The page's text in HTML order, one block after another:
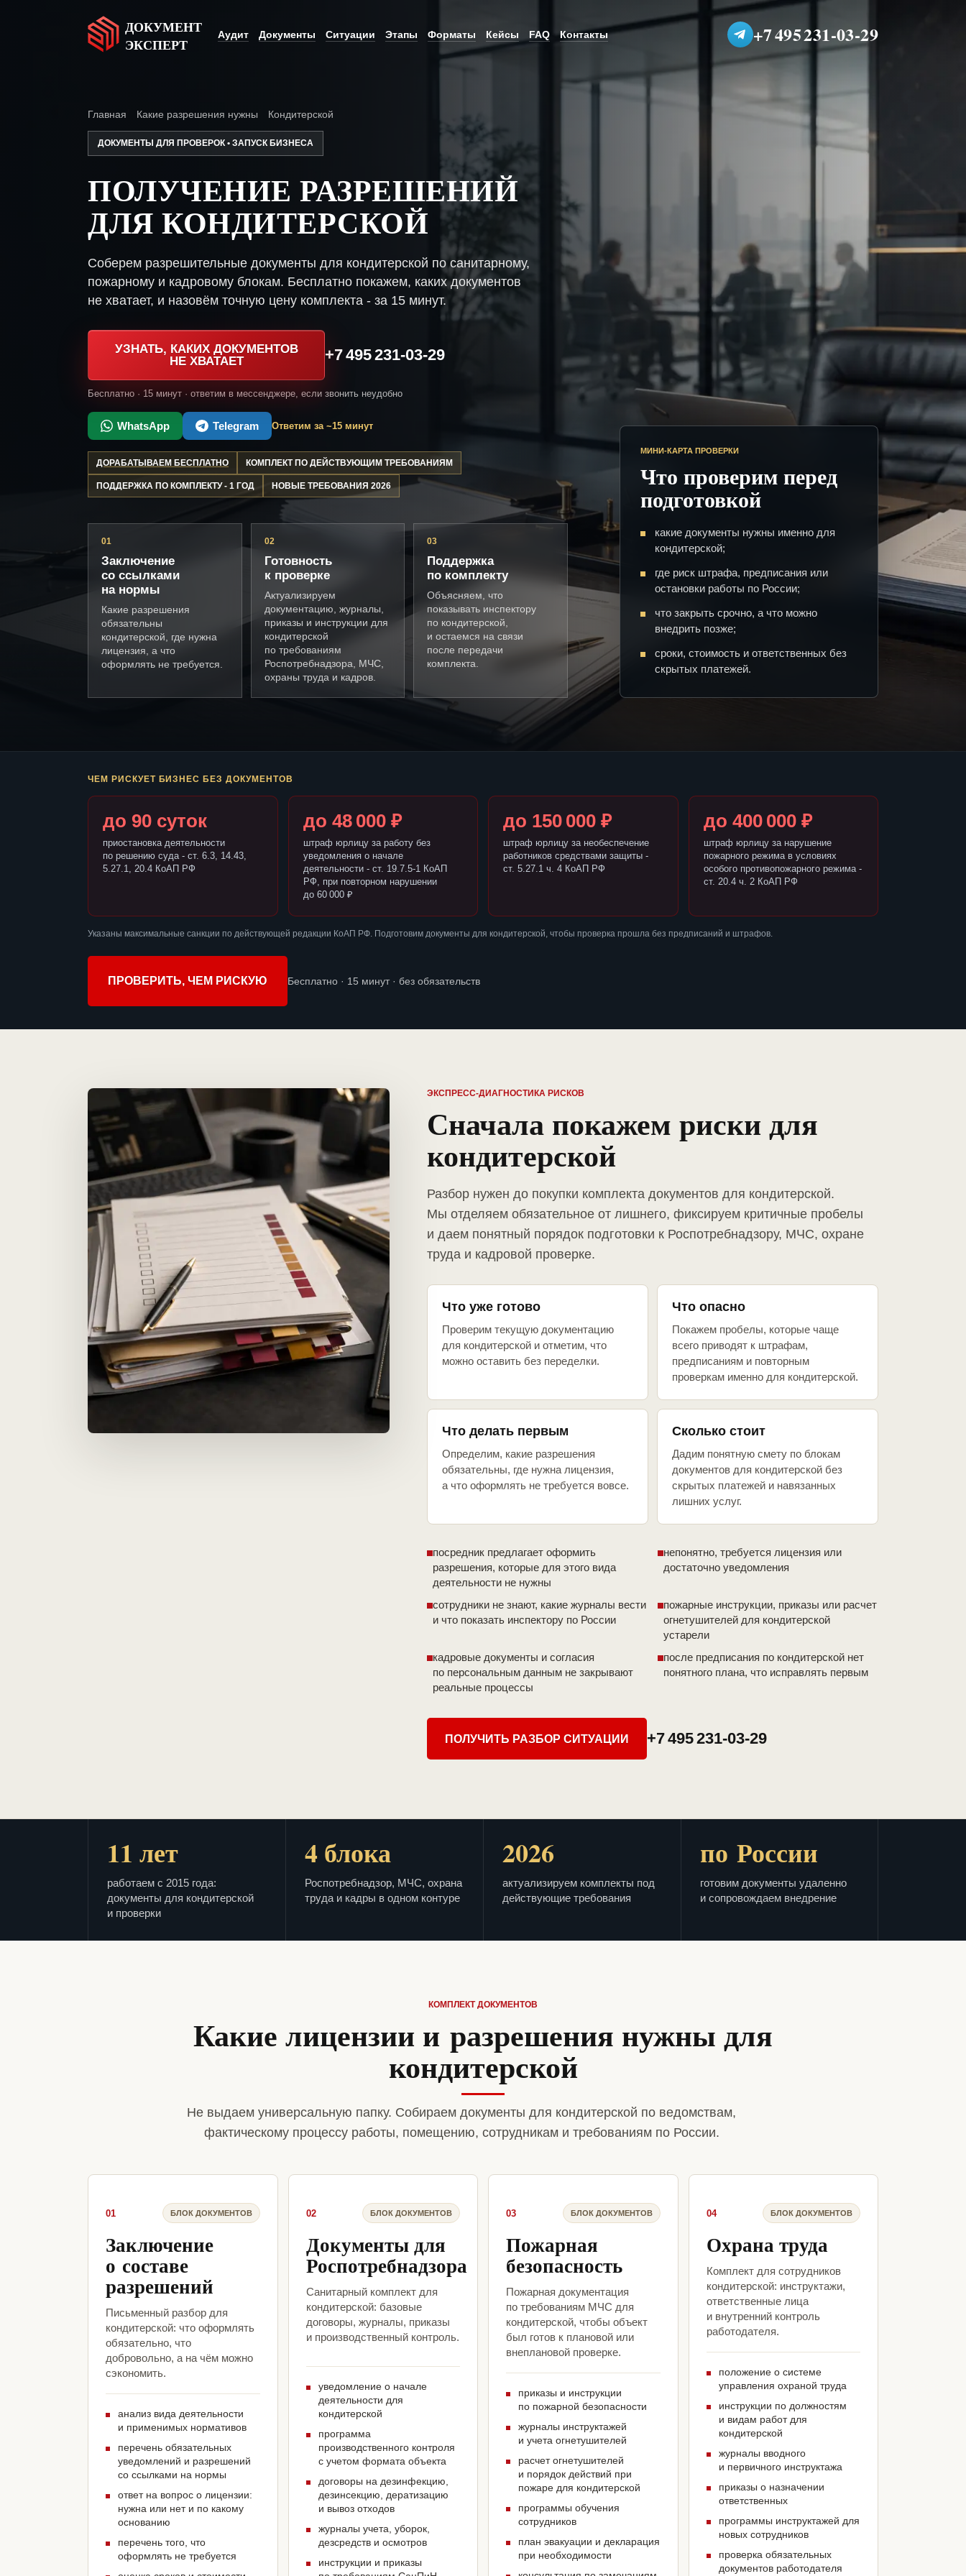
ДОКУМЕНТ
ЭКСПЕРТ
Аудит Документы Ситуации Этапы Форматы Кейсы FAQ Контакты +7 495 231-03-29
Главная Какие разрешения нужны Кондитерской
ДОКУМЕНТЫ ДЛЯ ПРОВЕРОК • ЗАПУСК БИЗНЕСА
ПОЛУЧЕНИЕ РАЗРЕШЕНИЙ
ДЛЯ КОНДИТЕРСКОЙ
Соберем разрешительные документы для кондитерской по санитарному,
пожарному и кадровому блокам. Бесплатно покажем, каких документов
не хватает, и назовём точную цену комплекта - за 15 минут.
УЗНАТЬ, КАКИХ ДОКУМЕНТОВ
НЕ ХВАТАЕТ
+7 495 231-03-29
Бесплатно · 15 минут · ответим в мессенджере, если звонить неудобно
WhatsApp Telegram Ответим за ~15 минут
ДОРАБАТЫВАЕМ БЕСПЛАТНО КОМПЛЕКТ ПО ДЕЙСТВУЮЩИМ ТРЕБОВАНИЯМ
ПОДДЕРЖКА ПО КОМПЛЕКТУ - 1 ГОД НОВЫЕ ТРЕБОВАНИЯ 2026
01
Заключение
со ссылками
на нормы
Какие разрешения
обязательны
кондитерской, где нужна
лицензия, а что
оформлять не требуется.
02
Готовность
к проверке
Актуализируем
документацию, журналы,
приказы и инструкции для
кондитерской
по требованиям
Роспотребнадзора, МЧС,
охраны труда и кадров.
03
Поддержка
по комплекту
Объясняем, что
показывать инспектору
по кондитерской,
и остаемся на связи
после передачи
комплекта.
МИНИ-КАРТА ПРОВЕРКИ
Что проверим перед
подготовкой
какие документы нужны именно для
кондитерской;
где риск штрафа, предписания или
остановки работы по России;
что закрыть срочно, а что можно
внедрить позже;
сроки, стоимость и ответственных без
скрытых платежей.
ЧЕМ РИСКУЕТ БИЗНЕС БЕЗ ДОКУМЕНТОВ
до 90 суток
приостановка деятельности
по решению суда - ст. 6.3, 14.43,
5.27.1, 20.4 КоАП РФ
до 48 000 ₽
штраф юрлицу за работу без
уведомления о начале
деятельности - ст. 19.7.5-1 КоАП
РФ, при повторном нарушении
до 60 000 ₽
до 150 000 ₽
штраф юрлицу за необеспечение
работников средствами защиты -
ст. 5.27.1 ч. 4 КоАП РФ
до 400 000 ₽
штраф юрлицу за нарушение
пожарного режима в условиях
особого противопожарного режима -
ст. 20.4 ч. 2 КоАП РФ
Указаны максимальные санкции по действующей редакции КоАП РФ. Подготовим документы для кондитерской, чтобы проверка прошла без предписаний и штрафов.
ПРОВЕРИТЬ, ЧЕМ РИСКУЮ Бесплатно · 15 минут · без обязательств
ЭКСПРЕСС-ДИАГНОСТИКА РИСКОВ
Сначала покажем риски для
кондитерской
Разбор нужен до покупки комплекта документов для кондитерской.
Мы отделяем обязательное от лишнего, фиксируем критичные пробелы
и даем понятный порядок подготовки к Роспотребнадзору, МЧС, охране
труда и кадровой проверке.
Что уже готово
Проверим текущую документацию
для кондитерской и отметим, что
можно оставить без переделки.
Что опасно
Покажем пробелы, которые чаще
всего приводят к штрафам,
предписаниям и повторным
проверкам именно для кондитерской.
Что делать первым
Определим, какие разрешения
обязательны, где нужна лицензия,
а что оформлять не требуется вовсе.
Сколько стоит
Дадим понятную смету по блокам
документов для кондитерской без
скрытых платежей и навязанных
лишних услуг.
посредник предлагает оформить
разрешения, которые для этого вида
деятельности не нужны
непонятно, требуется лицензия или
достаточно уведомления
сотрудники не знают, какие журналы вести
и что показать инспектору по России
пожарные инструкции, приказы или расчет
огнетушителей для кондитерской
устарели
кадровые документы и согласия
по персональным данным не закрывают
реальные процессы
после предписания по кондитерской нет
понятного плана, что исправлять первым
ПОЛУЧИТЬ РАЗБОР СИТУАЦИИ +7 495 231-03-29
11 лет
работаем с 2015 года:
документы для кондитерской
и проверки
4 блока
Роспотребнадзор, МЧС, охрана
труда и кадры в одном контуре
2026
актуализируем комплекты под
действующие требования
по России
готовим документы удаленно
и сопровождаем внедрение
КОМПЛЕКТ ДОКУМЕНТОВ
Какие лицензии и разрешения нужны для
кондитерской
Не выдаем универсальную папку. Собираем документы для кондитерской по ведомствам,
фактическому процессу работы, помещению, сотрудникам и требованиям по России.
01 БЛОК ДОКУМЕНТОВ
Заключение
о составе
разрешений
Письменный разбор для
кондитерской: что оформлять
обязательно, что
добровольно, а на чём можно
сэкономить.
анализ вида деятельности
и применимых нормативов
перечень обязательных
уведомлений и разрешений
со ссылками на нормы
ответ на вопрос о лицензии:
нужна или нет и по какому
основанию
перечень того, что
оформлять не требуется
02 БЛОК ДОКУМЕНТОВ
Документы для
Роспотребнадзора
Санитарный комплект для
кондитерской: базовые
договоры, журналы, приказы
и производственный контроль.
уведомление о начале
деятельности для
кондитерской
программа
производственного контроля
с учетом формата объекта
договоры на дезинфекцию,
дезинсекцию, дератизацию
и вывоз отходов
журналы учета, уборок,
дезсредств и осмотров
инструкции и приказы
03 БЛОК ДОКУМЕНТОВ
Пожарная
безопасность
Пожарная документация
по требованиям МЧС для
кондитерской, чтобы объект
был готов к плановой или
внеплановой проверке.
приказы и инструкции
по пожарной безопасности
журналы инструктажей
и учета огнетушителей
расчет огнетушителей
и порядок действий при
пожаре для кондитерской
программы обучения
сотрудников
план эвакуации и декларация
при необходимости
04 БЛОК ДОКУМЕНТОВ
Охрана труда
Комплект для сотрудников
кондитерской: инструктажи,
ответственные лица
и внутренний контроль
работодателя.
положение о системе
управления охраной труда
инструкции по должностям
и видам работ для
кондитерской
журналы вводного
и первичного инструктажа
приказы о назначении
ответственных
программы инструктажей для
новых сотрудников
проверка обязательных
документов работодателя